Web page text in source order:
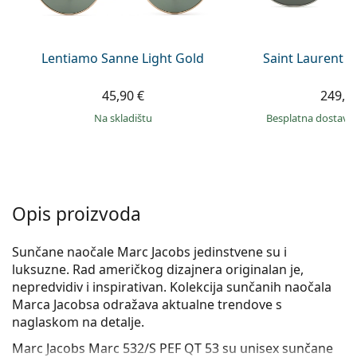
Persol
Lentiamo Sanne Light Gold
45,90 €
na skladištu
Saint Laurent
Besplatna dostava
Opis proizvoda
Sunčane naočale Marc Jacobs jedinstvene su i
luksuzne. Rad američkog dizajnera originalan je,
nepredvidiv i inspirativan. Kolekcija sunčanih naočala
Marca Jacobsa odražava aktualne trendove s
naglaskom na detalje.
Marc Jacobs Marc 532/S PEF QT 53su unisex sunčane